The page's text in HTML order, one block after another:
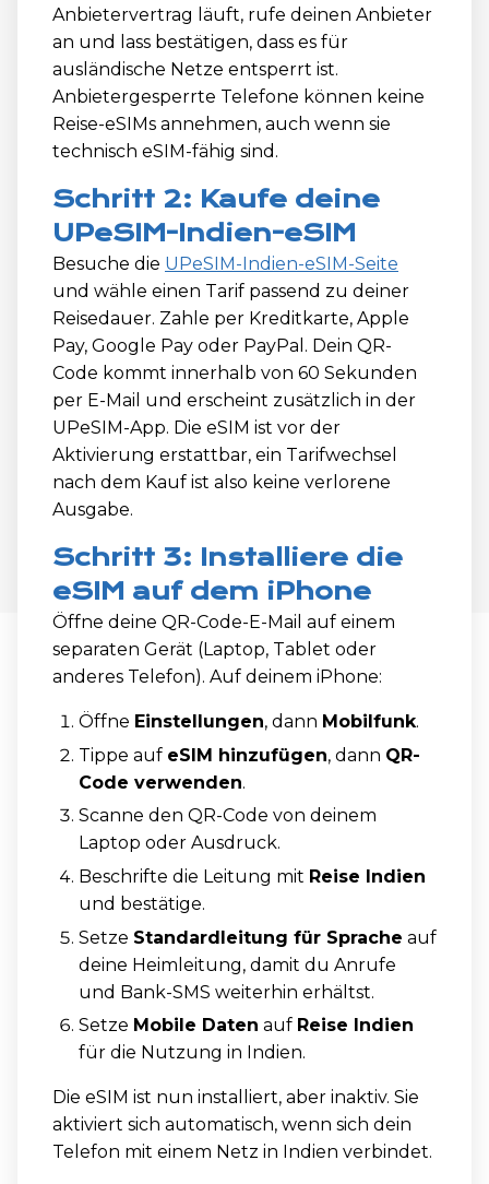
Anbietervertrag läuft, rufe deinen Anbieter
an und lass bestätigen, dass es für
ausländische Netze entsperrt ist.
Anbietergesperrte Telefone können keine
Reise-eSIMs annehmen, auch wenn sie
technisch eSIM-fähig sind.
Schritt 2: Kaufe deine
UPeSIM-Indien-eSIM
Besuche die UPeSIM-Indien-eSIM-Seite
und wähle einen Tarif passend zu deiner
Reisedauer. Zahle per Kreditkarte, Apple
Pay, Google Pay oder PayPal. Dein QR-
Code kommt innerhalb von 60 Sekunden
per E-Mail und erscheint zusätzlich in der
UPeSIM-App. Die eSIM ist vor der
Aktivierung erstattbar, ein Tarifwechsel
nach dem Kauf ist also keine verlorene
Ausgabe.
Schritt 3: Installiere die
eSIM auf dem iPhone
Öffne deine QR-Code-E-Mail auf einem
separaten Gerät (Laptop, Tablet oder
anderes Telefon). Auf deinem iPhone:
Öffne Einstellungen, dann Mobilfunk.
Tippe auf eSIM hinzufügen, dann QR-
Code verwenden.
Scanne den QR-Code von deinem
Laptop oder Ausdruck.
Beschrifte die Leitung mit Reise Indien
und bestätige.
Setze Standardleitung für Sprache auf
deine Heimleitung, damit du Anrufe
und Bank-SMS weiterhin erhältst.
Setze Mobile Daten auf Reise Indien
für die Nutzung in Indien.
Die eSIM ist nun installiert, aber inaktiv. Sie
aktiviert sich automatisch, wenn sich dein
Telefon mit einem Netz in Indien verbindet.